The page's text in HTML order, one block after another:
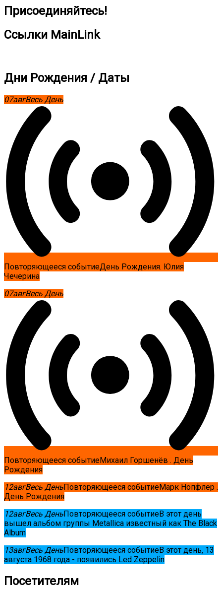
Присоединяйтесь!
Ссылки MainLink
Дни Рождения / Даты
07авгВесь День
Повторяющееся событиеДень Рождения. Юлия
Чечерина
07авгВесь День
Повторяющееся событиеМихаил Горшенёв . День
Рождения
12авгВесь ДеньПовторяющееся событиеМарк Нопфлер .
День Рождения
12авгВесь ДеньПовторяющееся событиеВ этот день
вышел альбом группы Metallica известный как The Black
Album
13авгВесь ДеньПовторяющееся событиеВ этот день, 13
августа 1968 года - появились Led Zeppelin
Посетителям